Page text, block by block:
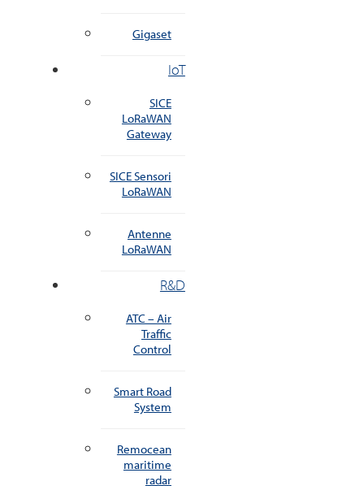
Gigaset
IoT
SICE
LoRaWAN
Gateway
SICE Sensori
LoRaWAN
Antenne
LoRaWAN
R&D
ATC – Air
Traffic
Control
Smart Road
System
Remocean
maritime
radar